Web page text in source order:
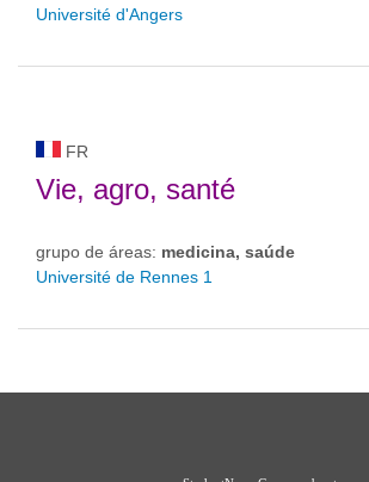
Université d'Angers
FR
Vie, agro, santé
grupo de áreas: medicina, saúde
Université de Rennes 1